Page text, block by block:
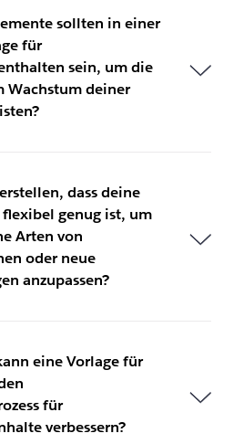
sollten in einer
für
sein, um die
Wachstum deiner
dass deine
genug ist, um
Arten von
oder neue
anzupassen?
eine Vorlage für
für
verbessern?